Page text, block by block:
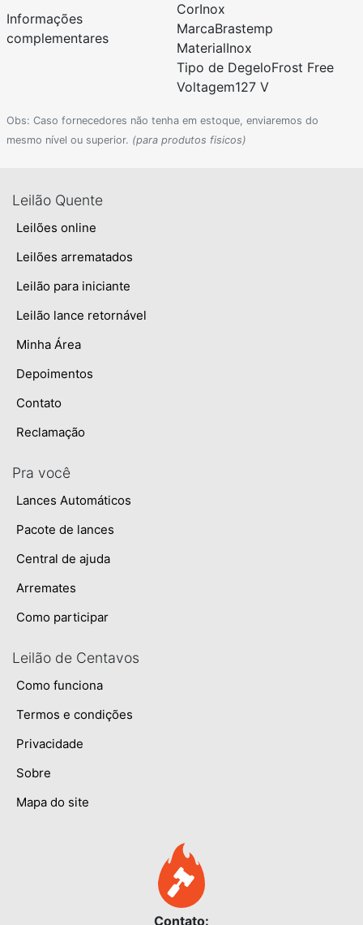
Informações
complementares
CorInox
MarcaBrastemp
MaterialInox
Tipo de DegeloFrost Free
Voltagem127 V
Obs: Caso fornecedores não tenha em estoque, enviaremos do
mesmo nível ou superior. (para produtos fisicos)
Leilão Quente
Leilões online
Leilões arrematados
Leilão para iniciante
Leilão lance retornável
Minha Área
Depoimentos
Contato
Reclamação
Pra você
Lances Automáticos
Pacote de lances
Central de ajuda
Arremates
Como participar
Leilão de Centavos
Como funciona
Termos e condições
Privacidade
Sobre
Mapa do site
Contato: